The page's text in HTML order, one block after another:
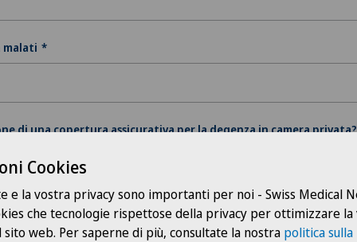
malati
di una copertura assicurativa per la degenza in camera privata?
Card.
dell’iscrizione è necessario presentare un attestato
malati comprovante la copertura privata per il parto, da
all’indirizzo e-mail mamie@clinicasantanna.ch.
Cookies
e la vostra privacy sono importanti per noi - Swiss Medical
che tecnologie rispettose della privacy per ottimizzare la
sito web. Per saperne di più, consultate la nostra politica